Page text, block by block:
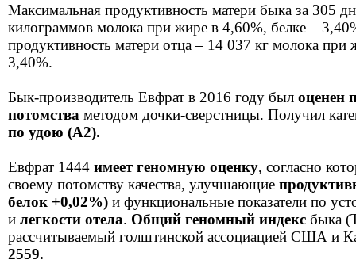
Максимальная продуктивность матери быка за 305
килограммов молока при жире в 4,60%, белке –
продуктивность матери отца – 14 037 кг молока при
3,40%.
Бык-производитель Евфрат в 2016 году был оценен
потомства методом дочки-сверстницы. Получил
по удою (А2).
Евфрат 1444 имеет геномную оценку, согласно
своему потомству качества, улучшающие
белок +0,02%) и функциональные показатели по
и легкости отела. Общий геномный индекс быка
рассчитываемый голштинской ассоциацией США и
2559.